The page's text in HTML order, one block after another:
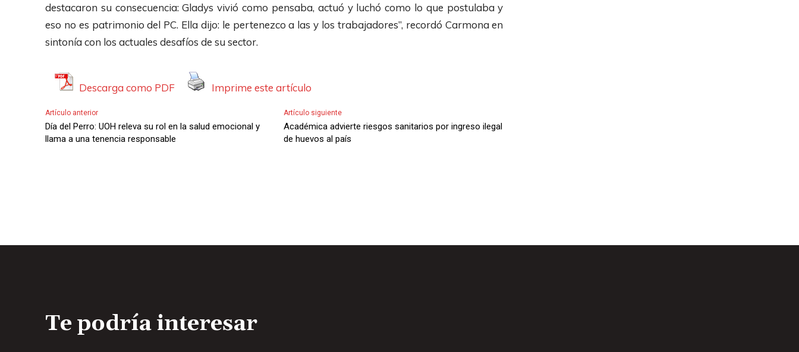
destacaron su consecuencia: Gladys vivió como pensaba, actuó y luchó como lo que postulaba y
eso no es patrimonio del PC. Ella dijo: le pertenezco a las y los trabajadores”, recordó Carmona en
sintonía con los actuales desafíos de su sector.
Descarga como PDF Imprime este artículo
Artículo anterior
Día del Perro: UOH releva su rol en la salud emocional y
llama a una tenencia responsable
Artículo siguiente
Académica advierte riesgos sanitarios por ingreso ilegal
de huevos al país
Te podría interesar